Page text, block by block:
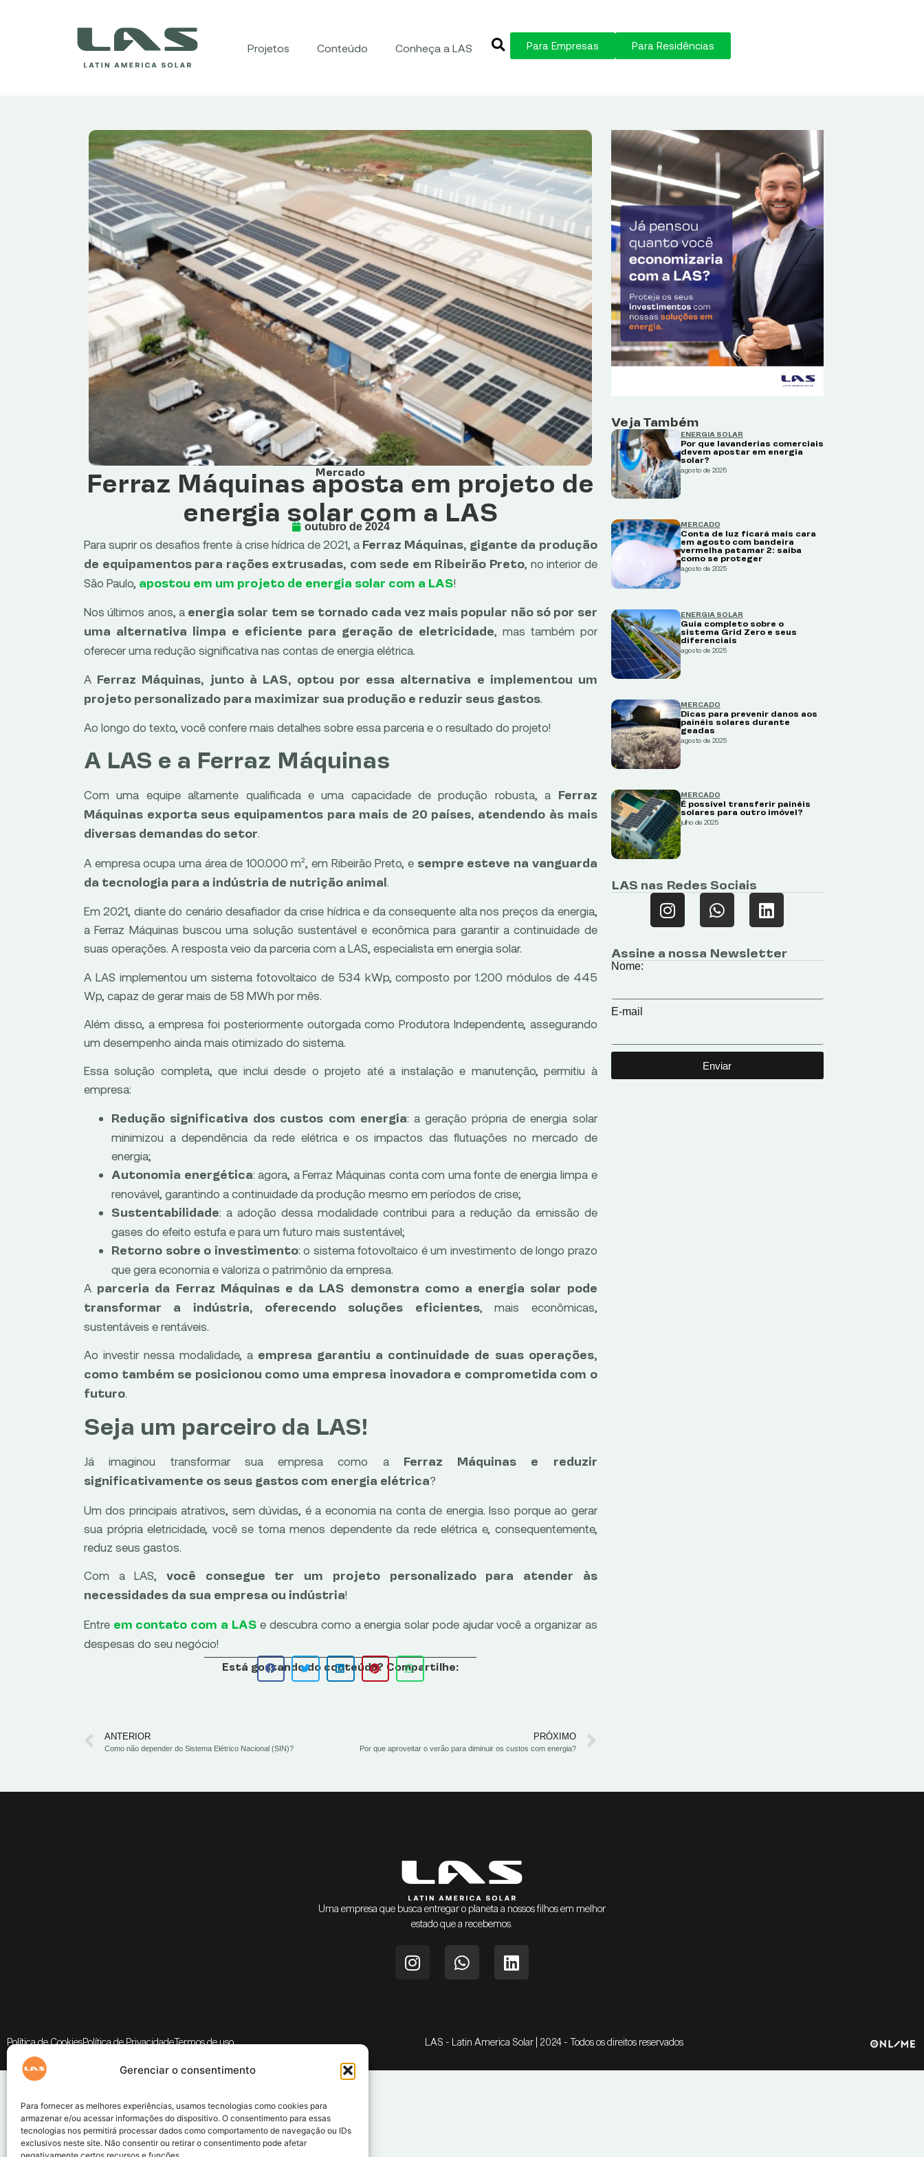
Gerenciar o consentimento
Para fornecer as melhores experiências, usamos tecnologias como cookies para
armazenar e/ou acessar informações do dispositivo. O consentimento para essas
tecnologias nos permitirá processar dados como comportamento de navegação ou IDs
exclusivos neste site. Não consentir ou retirar o consentimento pode afetar
Projetos Conteúdo Conheça a LAS Para Empresas Para Residências
Mercado
Ferraz Máquinas aposta em projeto de
energia solar com a LAS
outubro de 2024
Para suprir os desafios frente à crise hídrica de 2021, a Ferraz Máquinas, gigante da produção
de equipamentos para rações extrusadas, com sede em Ribeirão Preto, no interior de
São Paulo, apostou em um projeto de energia solar com a LAS!
Nos últimos anos, a energia solar tem se tornado cada vez mais popular não só por ser
uma alternativa limpa e eficiente para geração de eletricidade, mas também por
oferecer uma redução significativa nas contas de energia elétrica.
A Ferraz Máquinas, junto à LAS, optou por essa alternativa e implementou um
projeto personalizado para maximizar sua produção e reduzir seus gastos
Ao longo do texto, você confere mais detalhes sobre essa parceria e o resultado do projeto!
A LAS e a Ferraz Máquinas
Com uma equipe altamente qualificada e uma capacidade de produção robusta, a Ferraz
Máquinas exporta seus equipamentos para mais de 20 países, atendendo às mais
diversas demandas do setor.
A empresa ocupa uma área de 100.000 m², em Ribeirão Preto, e sempre esteve na vanguarda
da tecnologia para a indústria de nutrição animal
Em 2021, diante do cenário desafiador da crise hídrica e da consequente alta nos preços da energia,
a Ferraz Máquinas buscou uma solução sustentável e econômica para garantir a continuidade de
suas operações. A resposta veio da parceria com a LAS, especialista em energia solar.
A LAS implementou um sistema fotovoltaico de 534 kWp, composto por 1.200 módulos de 445
Wp, capaz de gerar mais de 58 MWh por mês.
Além disso, a empresa foi posteriormente outorgada como Produtora Independente, assegurando
um desempenho ainda mais otimizado do sistema.
Essa solução completa, que inclui desde o projeto até a instalação e manutenção, permitiu à
empresa:
Redução significativa dos custos com energia: a geração própria de energia solar
minimizou a dependência da rede elétrica e os impactos das flutuações no mercado de
energia;
Autonomia energética: agora, a Ferraz Máquinas conta com uma fonte de energia limpa e
renovável, garantindo a continuidade da produção mesmo em períodos de crise;
Sustentabilidade: a adoção dessa modalidade contribui para a redução da emissão de
gases do efeito estufa e para um futuro mais sustentável;
Retorno sobre o investimento: o sistema fotovoltaico é um investimento de longo prazo
que gera economia e valoriza o patrimônio da empresa.
A parceria da Ferraz Máquinas e da LAS demonstra como a energia solar pode
transformar a indústria, oferecendo soluções eficientes, mais econômicas,
sustentáveis e rentáveis.
Ao investir nessa modalidade, a empresa garantiu a continuidade de suas operações,
como também se posicionou como uma empresa inovadora e comprometida com o
futuro.
Seja um parceiro da LAS!
Já imaginou transformar sua empresa como a Ferraz Máquinas e reduzir
significativamente os seus gastos com energia elétrica?
Um dos principais atrativos, sem dúvidas, é a economia na conta de energia. Isso porque ao gerar
sua própria eletricidade, você se torna menos dependente da rede elétrica e, consequentemente,
reduz seus gastos.
Com a LAS,você consegue ter um projeto personalizado para atender às
necessidades da sua empresa ou indústria!
Entre em contato com a LAS e descubra como a energia solar pode ajudar você a organizar as
despesas do seu negócio!
Está gostando do conteúdo? Compartilhe:
ANTERIOR
Como não depender do Sistema Elétrico Nacional (SIN)?
PRÓXIMO
Por que aproveitar o verão para diminuir os custos com energia?
Veja Também
ENERGIA SOLAR
Por que lavanderias comerciais
devem apostar em energia
solar?
agosto de 2025
MERCADO
Conta de luz ficará mais cara
em agosto com bandeira
vermelha patamar 2: saiba
como se proteger
agosto de 2025
ENERGIA SOLAR
Guia completo sobre o
sistema Grid Zero e seus
diferenciais
agosto de 2025
MERCADO
Dicas para prevenir danos aos
painéis solares durante
geadas
agosto de 2025
MERCADO
É possível transferir painéis
solares para outro imóvel?
julho de 2025
LAS nas Redes Sociais
Assine a nossa Newsletter
Nome:
E-mail
Enviar
Uma empresa que busca entregar o planeta a nossos filhos em melhor
estado que a recebemos.
Política de CookiesPolítica de PrivacidadeTermos de uso LAS - Latin America Solar | 2024 - Todos os direitos reservados